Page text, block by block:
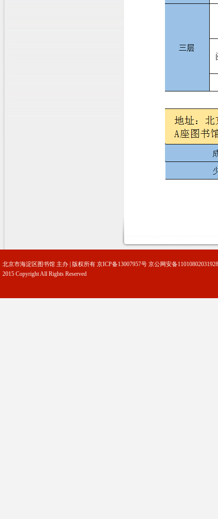
北京市海淀区图书馆 主办 | 版权所有 京ICP备13007957号 京公网安备
2015 Copyright All Rights Reserved